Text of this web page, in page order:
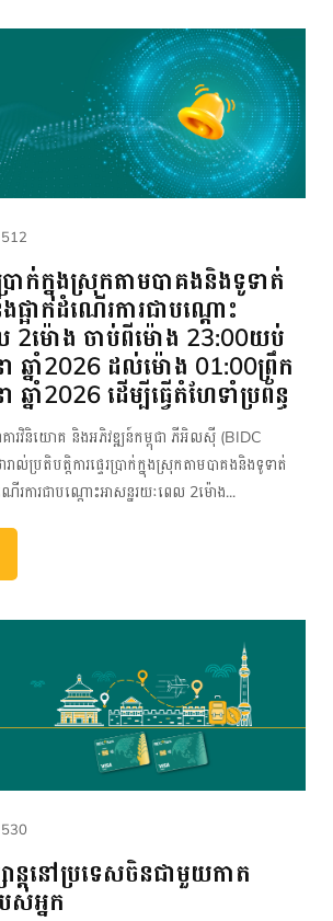
512
ប្រាក់ក្នុងស្រុកតាមបាគងនិងទូទាត់
ផ្អាកដំណើរការជាបណ្តោះ
2ម៉ោង ចាប់ពីម៉ោង 23:00យប់
ា ឆ្នាំ2026 ដល់ម៉ោង 01:00ព្រឹក
ឆ្នាំ2026 ដើម្បីធ្វើតំហែទាំប្រព័ន្ធ
ារវិនិយោគ និងអភិវឌ្ឍន៍កម្ពុជា ភីអិលស៊ី (BIDC​
ល់ប្រតិបត្តិការផ្ទេរប្រាក់ក្នុងស្រុកតាមបាគងនិងទូទាត់
ើរការជាបណ្តោះអាសន្នរយៈពេល​ 2ម៉ោង...
530
ាន្តនៅប្រទេសចិនជាមួយកាត
ស់អ្នក